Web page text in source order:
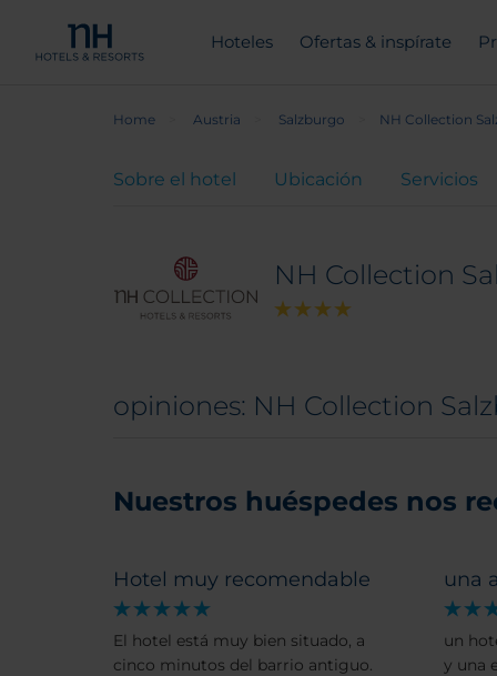
Hoteles Ofertas & inspírate
Home Austria Salzburgo NH Collection
Sobre el hotel Ubicación Servicios
NH Collection
opiniones: NH Collection
Nuestros huéspedes nos
Hotel muy recomendable
El hotel está muy bien situado, a
cinco minutos del barrio antiguo.
una
un
y una